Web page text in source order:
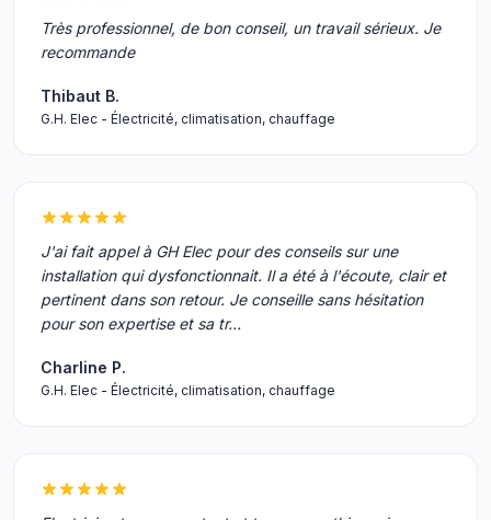
Très professionnel, de bon conseil, un travail sérieux. Je
recommande
Thibaut B.
G.H. Elec - Électricité, climatisation, chauffage
J'ai fait appel à GH Elec pour des conseils sur une
installation qui dysfonctionnait. Il a été à l'écoute, clair et
pertinent dans son retour. Je conseille sans hésitation
pour son expertise et sa tr…
Charline P.
G.H. Elec - Électricité, climatisation, chauffage